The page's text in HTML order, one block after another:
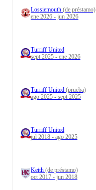
Lossiemouth (de préstamo)
ene 2026 - jun 2026
Turriff United
sept 2025 - ene 2026
Turriff United (prueba)
ago 2025 - sept 2025
Turriff United
jul 2018 - ago 2025
Keith (de préstamo)
oct 2017 - jun 2018